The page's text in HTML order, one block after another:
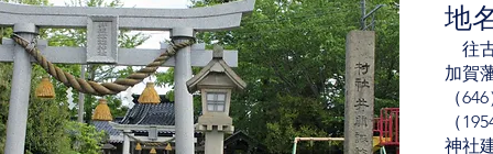
地
往
加賀
（
（
神社